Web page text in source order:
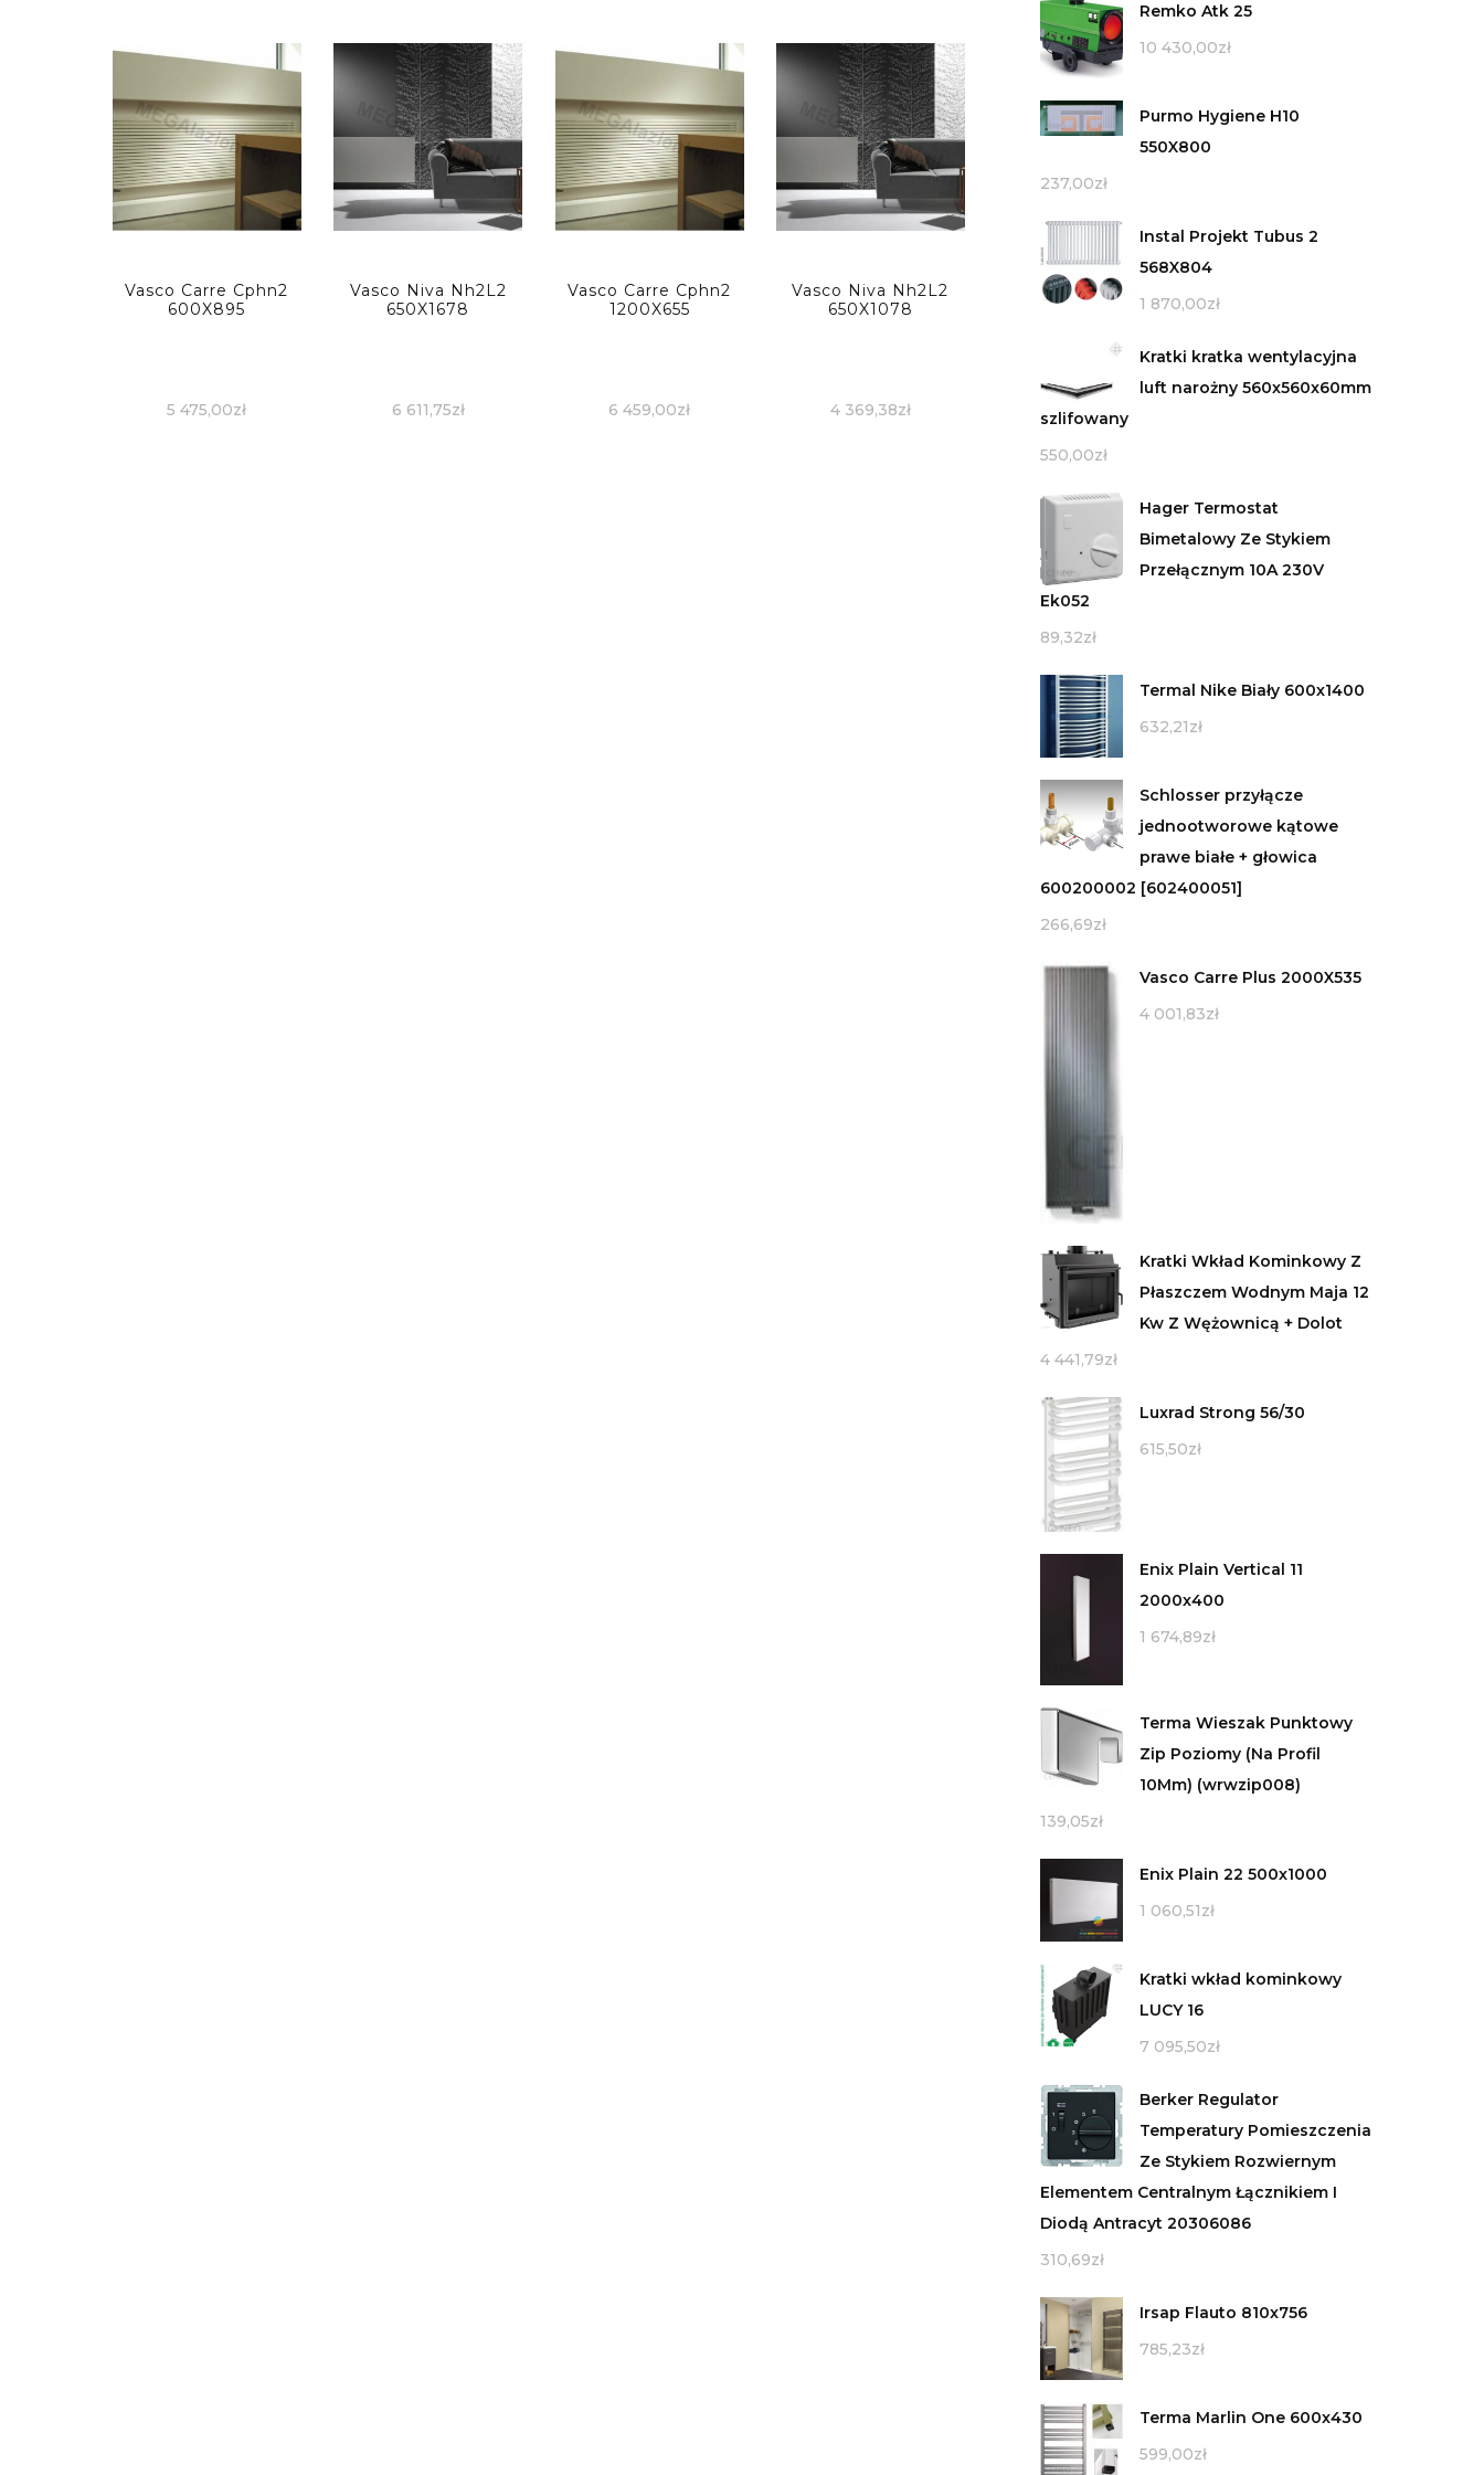
Vasco Carre Cphn2
600X895
5 475,00zł
Vasco Niva Nh2L2
650X1678
6 611,75zł
Vasco Carre Cphn2
1200X655
6 459,00zł
Vasco Niva Nh2L2
650X1078
4 369,38zł
Remko Atk 25
10 430,00zł
Purmo Hygiene H10
550X800
237,00zł
Instal Projekt Tubus 2
568X804
1 870,00zł
Kratki kratka wentylacyjna
luft narożny 560x560x60mm
szlifowany
550,00zł
Hager Termostat
Bimetalowy Ze Stykiem
Przełącznym 10A 230V
Ek052
89,32zł
Termal Nike Biały 600x1400
632,21zł
Schlosser przyłącze
jednootworowe kątowe
prawe białe + głowica
600200002 [602400051]
266,69zł
Vasco Carre Plus 2000X535
4 001,83zł
Kratki Wkład Kominkowy Z
Płaszczem Wodnym Maja 12
Kw Z Wężownicą + Dolot
4 441,79zł
Luxrad Strong 56/30
615,50zł
Enix Plain Vertical 11
2000x400
1 674,89zł
Terma Wieszak Punktowy
Zip Poziomy (Na Profil
10Mm) (wrwzip008)
139,05zł
Enix Plain 22 500x1000
1 060,51zł
Kratki wkład kominkowy
LUCY 16
7 095,50zł
Berker Regulator
Temperatury Pomieszczenia
Ze Stykiem Rozwiernym
Elementem Centralnym Łącznikiem I
Diodą Antracyt 20306086
310,69zł
Irsap Flauto 810x756
785,23zł
Terma Marlin One 600x430
599,00zł